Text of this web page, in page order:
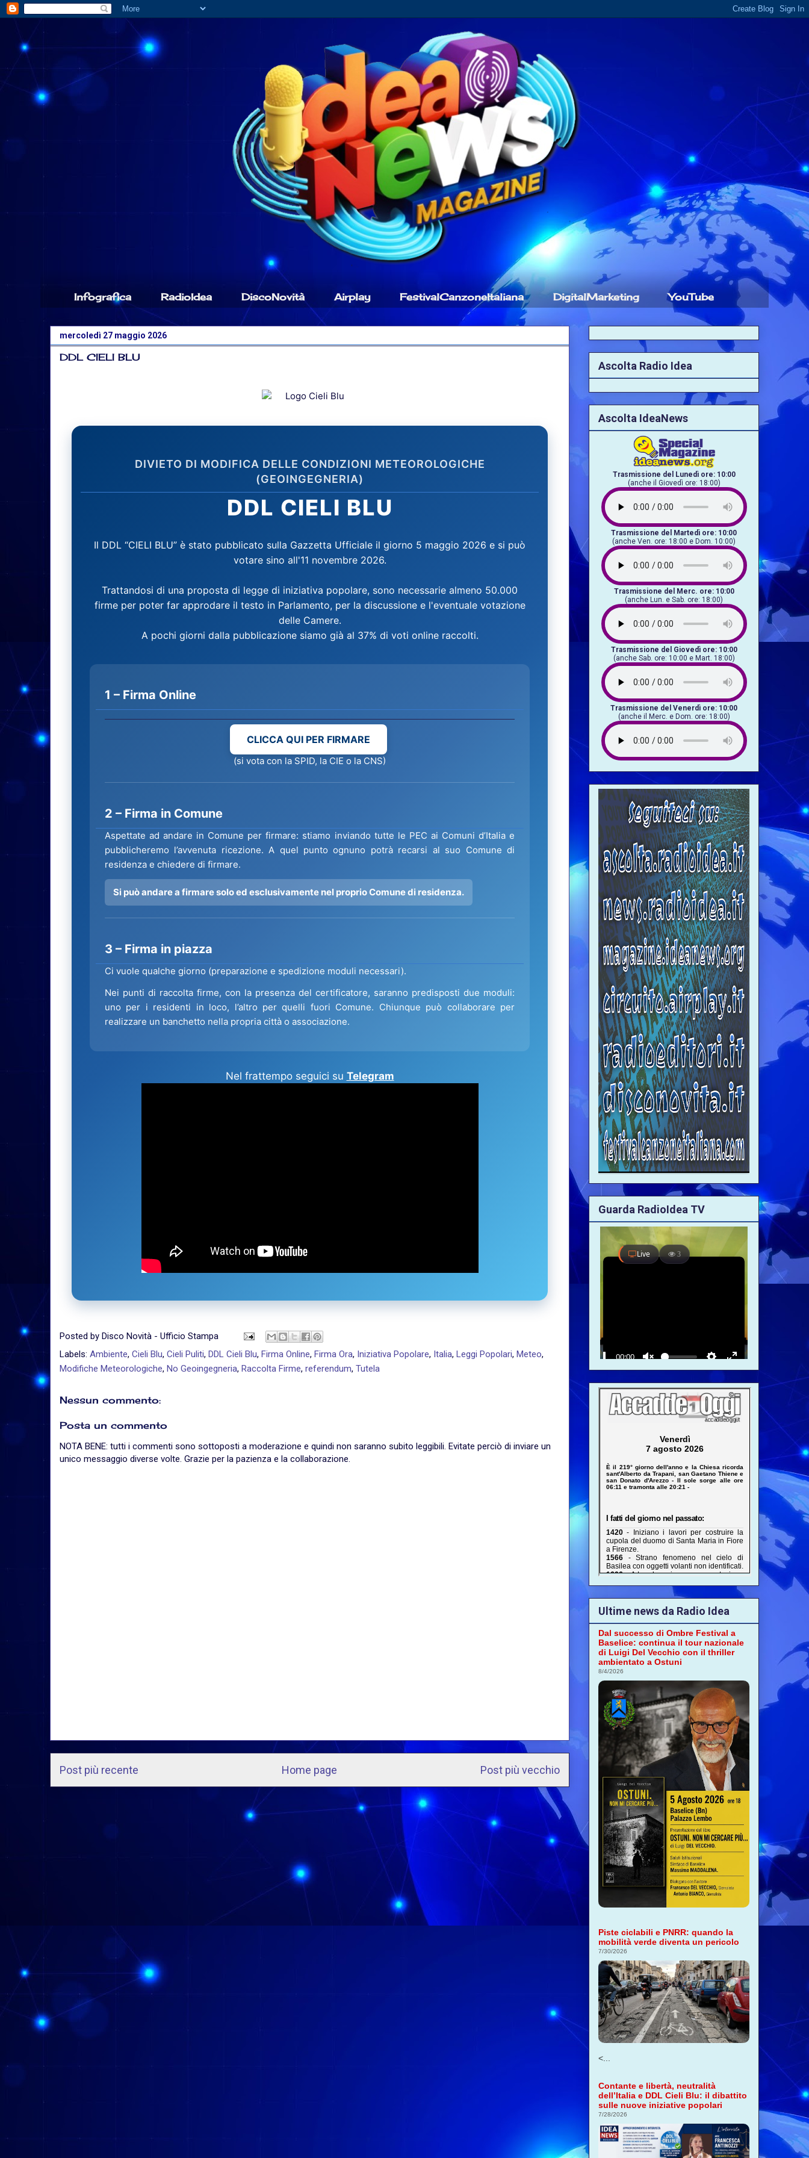
Infografica RadioIdea DiscoNovità Airplay FestivalCanzoneItaliana DigitalMarketing YouTube
mercoledì 27 maggio 2026
DDL CIELI BLU
DIVIETO DI MODIFICA DELLE CONDIZIONI METEOROLOGICHE
(GEOINGEGNERIA)
DDL CIELI BLU
Il DDL “CIELI BLU” è stato pubblicato sulla Gazzetta Ufficiale il giorno 5 maggio 2026 e si può
votare sino all'11 novembre 2026.
Trattandosi di una proposta di legge di iniziativa popolare, sono necessarie almeno 50.000
firme per poter far approdare il testo in Parlamento, per la discussione e l'eventuale votazione
delle Camere.
A pochi giorni dalla pubblicazione siamo già al 37% di voti online raccolti.
1 – Firma Online
CLICCA QUI PER FIRMARE
(si vota con la SPID, la CIE o la CNS)
2 – Firma in Comune
Aspettate ad andare in Comune per firmare: stiamo inviando tutte le PEC ai Comuni d’Italia e
pubblicheremo l’avvenuta ricezione. A quel punto ognuno potrà recarsi al suo Comune di
residenza e chiedere di firmare.
Si può andare a firmare solo ed esclusivamente nel proprio Comune di residenza.
3 – Firma in piazza
Ci vuole qualche giorno (preparazione e spedizione moduli necessari).
Nei punti di raccolta firme, con la presenza del certificatore, saranno predisposti due moduli:
uno per i residenti in loco, l’altro per quelli fuori Comune. Chiunque può collaborare per
realizzare un banchetto nella propria città o associazione.
Nel frattempo seguici su Telegram
Posted by Disco Novità - Ufficio Stampa
Labels: Ambiente, Cieli Blu, Cieli Puliti, DDL Cieli Blu, Firma Online, Firma Ora, Iniziativa Popolare, Italia, Leggi Popolari, Meteo,
Modifiche Meteorologiche, No Geoingegneria, Raccolta Firme, referendum, Tutela
Nessun commento:
Posta un commento
NOTA BENE: tutti i commenti sono sottoposti a moderazione e quindi non saranno subito leggibili. Evitate perciò di inviare un
unico messaggio diverse volte. Grazie per la pazienza e la collaborazione.
Post più recente Post più vecchio
Home page
Ascolta Radio Idea
Ascolta IdeaNews
Trasmissione del Lunedì ore: 10:00
(anche il Giovedì ore: 18:00)
Trasmissione del Martedì ore: 10:00
(anche Ven. ore: 18:00 e Dom. 10:00)
Trasmissione del Merc. ore: 10:00
(anche Lun. e Sab. ore: 18:00)
Trasmissione del Giovedì ore: 10:00
(anche Sab. ore: 10:00 e Mart. 18:00)
Trasmissione del Venerdì ore: 10:00
(anche il Merc. e Dom. ore: 18:00)
Guarda RadioIdea TV
Ultime news da Radio Idea
Dal successo di Ombre Festival a
Baselice: continua il tour nazionale
di Luigi Del Vecchio con il thriller
ambientato a Ostuni
8/4/2026
Piste ciclabili e PNRR: quando la
mobilità verde diventa un pericolo
7/30/2026
<...
Contante e libertà, neutralità
dell’Italia e DDL Cieli Blu: il dibattito
sulle nuove iniziative popolari
7/28/2026